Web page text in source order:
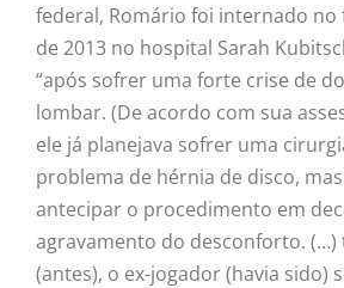
federal, Romário foi internado no
de 2013 no hospital Sarah
“após sofrer uma forte crise de
lombar. (De acordo com sua
ele já planejava sofrer uma
problema de hérnia de disco,
antecipar o procedimento em
agravamento do desconforto. (…)
(antes), o ex-jogador (havia sido)